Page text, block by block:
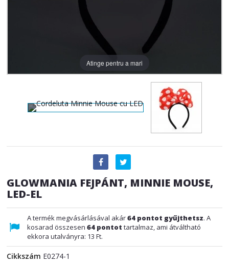
Atinge pentru a mari
GLOWMANIA FEJPÁNT, MINNIE MOUSE,
LED-EL
A termék megvásárlásával akár64 pontot gyűjthetsz. A
kosarad összesen 64 pontot tartalmaz, ami átváltható
ekkora utalványra: 13 Ft.
Cikkszám E0274-1